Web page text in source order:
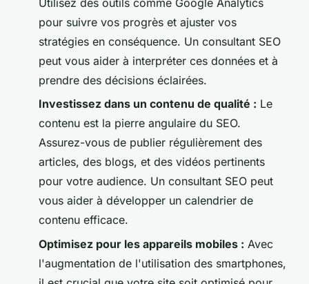
pour suivre vos progrès et ajuster vos
stratégies en conséquence. Un consultant SEO
peut vous aider à interpréter ces données et à
prendre des décisions éclairées.
Investissez dans un contenu de qualité : Le
contenu est la pierre angulaire du SEO.
Assurez-vous de publier régulièrement des
articles, des blogs, et des vidéos pertinents
pour votre audience. Un consultant SEO peut
vous aider à développer un calendrier de
contenu efficace.
Optimisez pour les appareils mobiles : Avec
l'augmentation de l'utilisation des smartphones,